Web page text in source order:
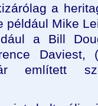
a
például Mike
a Bill
említett